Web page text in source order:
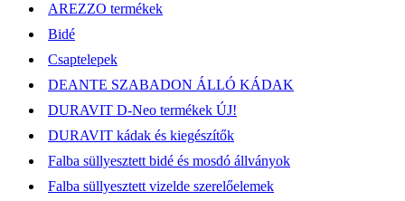
AREZZO termékek
Bidé
Csaptelepek
DEANTE SZABADON ÁLLÓ KÁDAK
DURAVIT D-Neo termékek ÚJ!
DURAVIT kádak és kiegészítők
Falba süllyesztett bidé és mosdó állványok
Falba süllyesztett vizelde szerelőelemek